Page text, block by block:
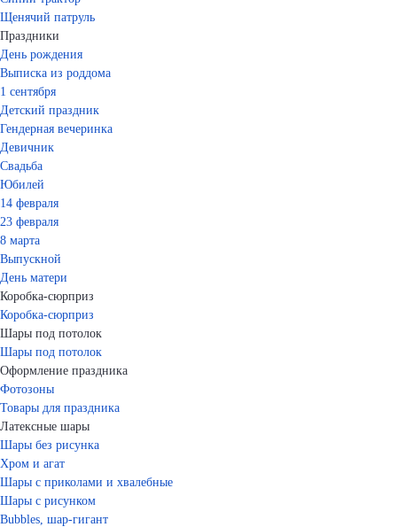
Щенячий патруль
Праздники
День рождения
Выписка из роддома
1 сентября
Детский праздник
Гендерная вечеринка
Девичник
Свадьба
Юбилей
14 февраля
23 февраля
8 марта
Выпускной
День матери
Коробка-сюрприз
Коробка-сюрприз
Шары под потолок
Шары под потолок
Оформление праздника
Фотозоны
Товары для праздника
Латексные шары
Шары без рисунка
Хром и агат
Шары с приколами и хвалебные
Шары с рисунком
Bubbles, шар-гигант